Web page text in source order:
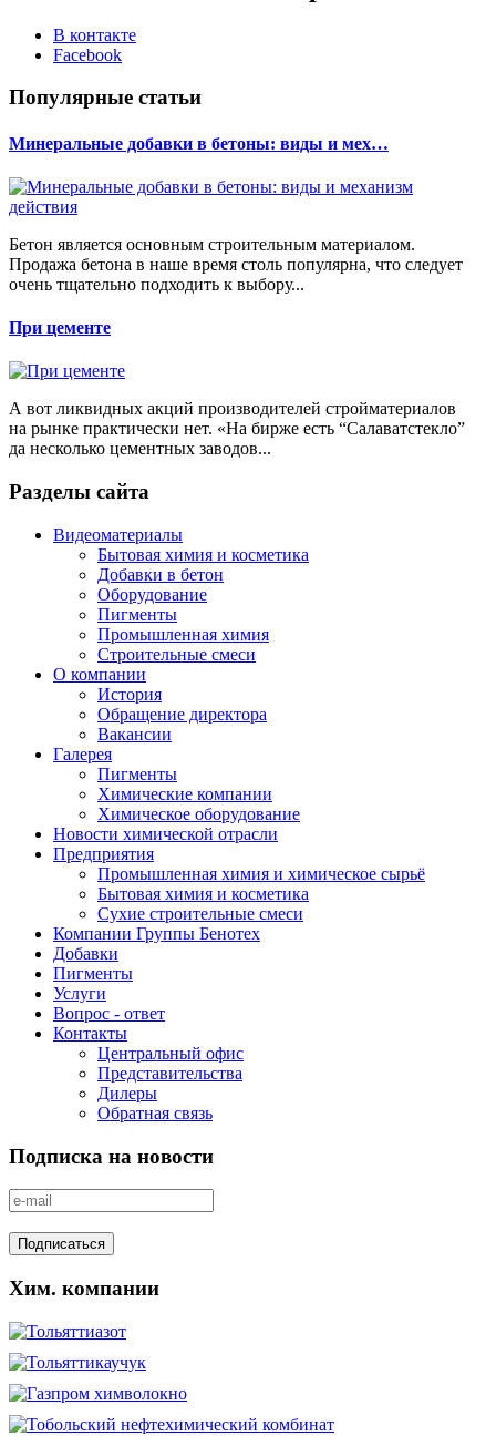
В контакте
Facebook
Популярные статьи
Минеральные добавки в бетоны: виды и мех…
Бетон является основным строительным материалом.
Продажа бетона в наше время столь популярна, что следует
очень тщательно подходить к выбору...
При цементе
А вот ликвидных акций производителей стройматериалов
на рынке практически нет. «На бирже есть “Салаватстекло”
да несколько цементных заводов...
Разделы сайта
Видеоматериалы
Бытовая химия и косметика
Добавки в бетон
Оборудование
Пигменты
Промышленная химия
Строительные смеси
О компании
История
Обращение директора
Вакансии
Галерея
Пигменты
Химические компании
Химическое оборудование
Новости химической отрасли
Предприятия
Промышленная химия и химическое сырьё
Бытовая химия и косметика
Сухие строительные смеси
Компании Группы Бенотех
Добавки
Пигменты
Услуги
Вопрос - ответ
Контакты
Центральный офис
Представительства
Дилеры
Обратная связь
Подписка на новости
Хим. компании